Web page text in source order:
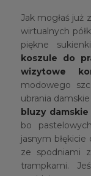
Jak mogłaś już
wirtualnych
piękne
koszule do
wizytowe
modowego
ubrania
bluzy
bo
jasnym
ze spodniami
trampkami.